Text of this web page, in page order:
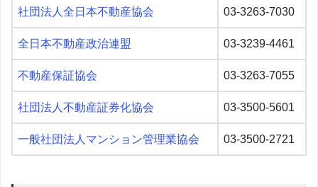
社団法人全日本不動産協会 03-3263-7030
全日本不動産政治連盟 03-3239-4461
不動産保証協会 03-3263-7055
社団法人不動産証券化協会 03-3500-5601
一般社団法人マンション管理業協会 03-3500-2721